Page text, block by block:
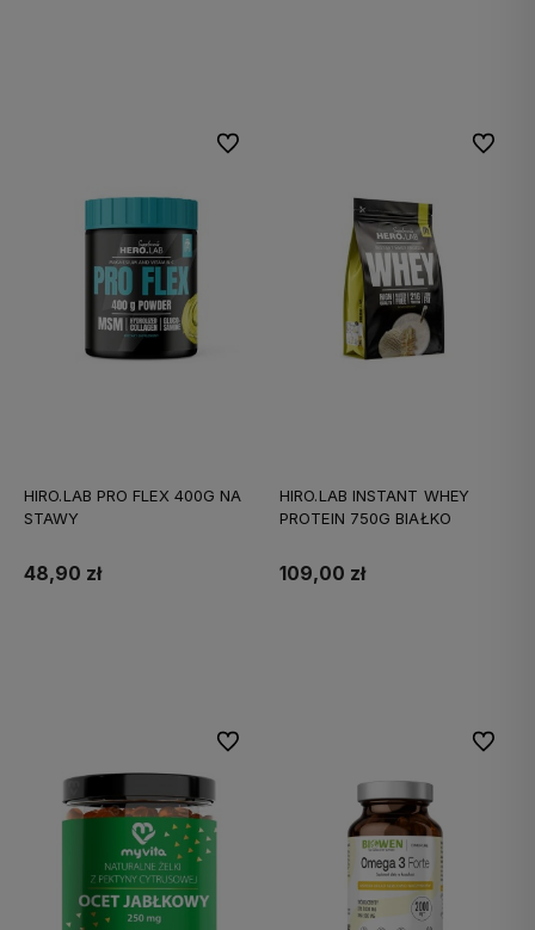
HIRO.LAB PRO FLEX 400G NA
STAWY
48,90 zł
Do ulubionych
HIRO.LAB INSTANT WHEY
PROTEIN 750G BIAŁKO
109,00 zł
Do
Do ulubionych Do